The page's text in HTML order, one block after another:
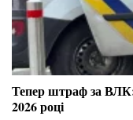
Тепер штраф за
2026 році